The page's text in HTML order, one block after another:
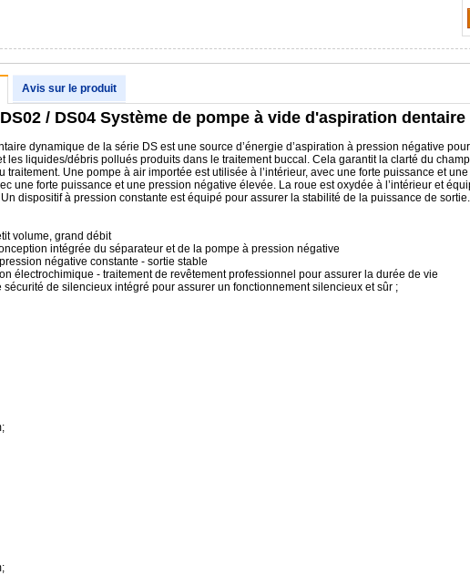
Avis sur le produit
/ DS04 Système de pompe à vide d'aspiration
dynamique de la série DS est une source d’énergie d’aspiration à pression négative
les liquides/débris pollués produits dans le traitement buccal. Cela garantit la clarté du
traitement. Une pompe à air importée est utilisée à l’intérieur, avec une forte puissance et
une forte puissance et une pression négative élevée. La roue est oxydée à l’intérieur et
dispositif à pression constante est équipé pour assurer la stabilité de la puissance de sortie.
volume, grand débit
intégrée du séparateur et de la pompe à pression négative
négative constante - sortie stable
électrochimique - traitement de revêtement professionnel pour assurer la durée de vie
sécurité de silencieux intégré pour assurer un fonctionnement silencieux et sûr ;